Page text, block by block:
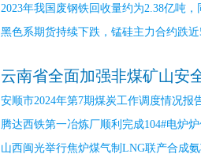
2023年我国废钢铁回收量约为2.38亿吨，
黑色系期货持续下跌，锰硅主力合约跌近
云南省全面加强非煤矿山安
安顺市2024年第7期煤炭工作调度情况报
腾达西铁第一冶炼厂顺利完成104#电炉
山西闽光举行焦炉煤气制LNG联产合成